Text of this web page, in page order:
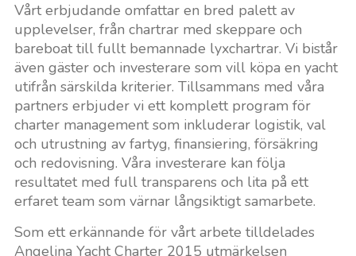
Vårt erbjudande omfattar en bred palett av
upplevelser, från chartrar med skeppare och
bareboat till fullt bemannade lyxchartrar. Vi bistår
även gäster och investerare som vill köpa en yacht
utifrån särskilda kriterier. Tillsammans med våra
partners erbjuder vi ett komplett program för
charter management som inkluderar logistik, val
och utrustning av fartyg, finansiering, försäkring
och redovisning. Våra investerare kan följa
resultatet med full transparens och lita på ett
erfaret team som värnar långsiktigt samarbete.
Som ett erkännande för vårt arbete tilldelades
Angelina Yacht Charter 2015 utmärkelsen